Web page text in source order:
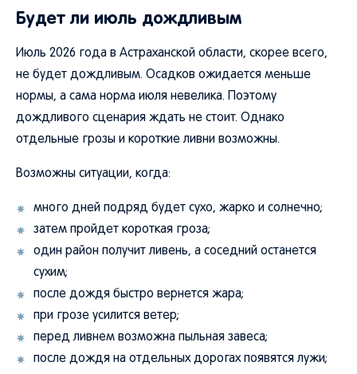
Будет ли июль дождливым
Июль 2026 года в Астраханской области, скорее всего,
не будет дождливым. Осадков ожидается меньше
нормы, а сама норма июля невелика. Поэтому
дождливого сценария ждать не стоит. Однако
отдельные грозы и короткие ливни возможны.
Возможны ситуации, когда:
много дней подряд будет сухо, жарко и солнечно;
затем пройдет короткая гроза;
один район получит ливень, а соседний останется
сухим;
после дождя быстро вернется жара;
при грозе усилится ветер;
перед ливнем возможна пыльная завеса;
после дождя на отдельных дорогах появятся лужи;